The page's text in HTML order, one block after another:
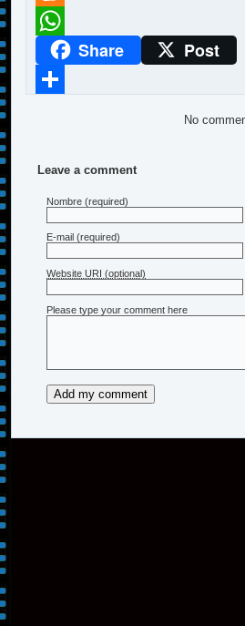
Meneame
WhatsAppShare Post
No
Leave a comment
Nombre (required)
E-mail (required)
Website URI (optional)
Please type your comment here